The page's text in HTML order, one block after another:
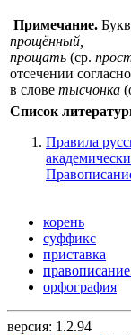
Примечание.
прощённый,
прощать (ср.
отсечении
в слове тысчонка
Список
Правила
корень
суффикс
приставка
орфография
версия: 1.2.94